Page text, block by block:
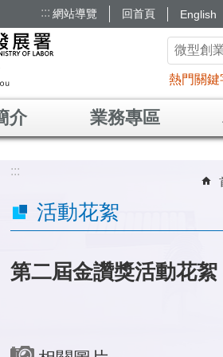
::: 網站導覽 回首頁 English
熱門關鍵
介 業務專區
:::
活動花絮
第二屆金讚獎活動花絮